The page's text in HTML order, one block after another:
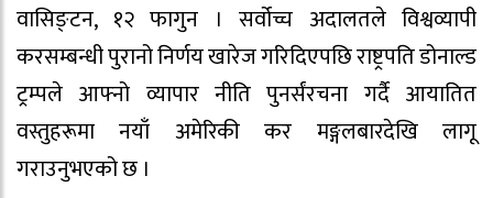
वासिङ्टन, १२ फागुन । सर्वोच्च अदालतले विश्वव्यापी
करसम्बन्धी पुरानो निर्णय खारेज गरिदिएपछि राष्ट्रपति डोनाल्ड
ट्रम्पले आफ्नो व्यापार नीति पुनर्संरचना गर्दै आयातित
वस्तुहरूमा नयाँ अमेरिकी कर मङ्गलबारदेखि लागू
गराउनुभएको छ ।